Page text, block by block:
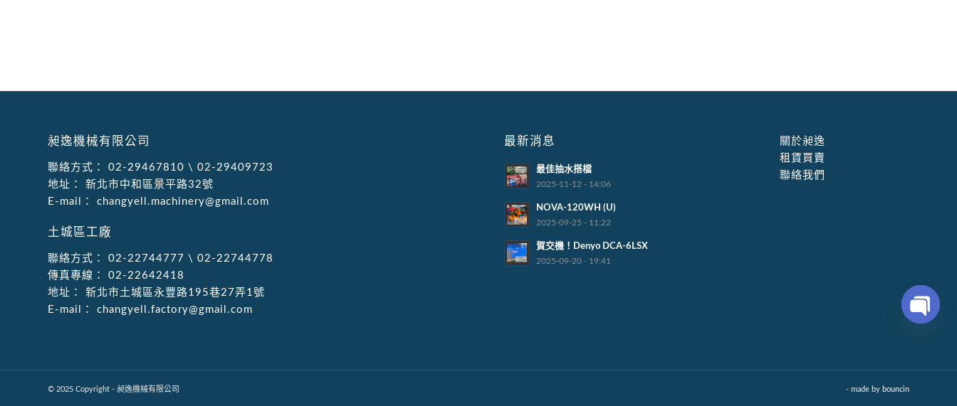
昶逸機械有限公司
聯絡方式： 02-29467810 \ 02-29409723
地址：
新北市中和區景平路32號
E-mail：
changyell.machinery@gmail.com
土城區工廠
聯絡方式： 02-22744777 \ 02-22744778
傳真專線：
02-22642418
地址：
新北市土城區永豐路195巷27弄1號
E-mail：
changyell.factory@gmail.com
最新消息
最佳抽水搭檔
2025-11-12 - 14:06
NOVA-120WH (U)
2025-09-25 - 11:22
賀交機！Denyo DCA-6LSX
2025-09-20 - 19:41
關於昶逸
租賃買賣
聯絡我們
© 2025 Copyright - 昶逸機械有限公司 - made by bouncin